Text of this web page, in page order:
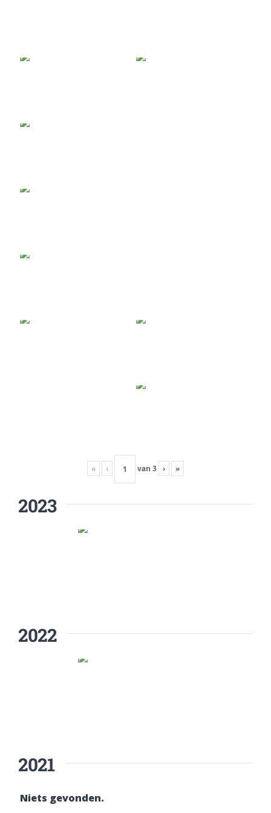
« ‹ van 3 › »
2023
2022
2021
Niets gevonden.